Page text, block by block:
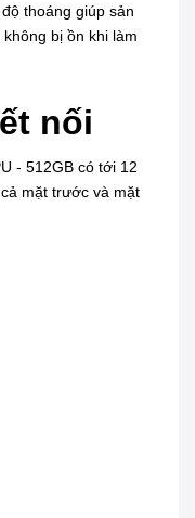
thoáng giúp sản
bị ồn khi làm
nối
- 512GB có tới 12
mặt trước và mặt